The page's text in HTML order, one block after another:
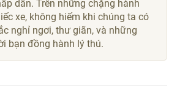
dẫn. Trên những chặng hành
xe, không hiếm khi chúng ta có
nghỉ ngơi, thư giãn, và những
bạn đồng hành lý thú.